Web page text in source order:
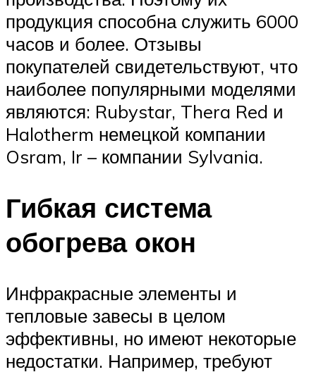
продукция способна служить 6000
часов и более. Отзывы
покупателей свидетельствуют, что
наиболее популярными моделями
являются: Rubystar, Thera Red и
Halotherm немецкой компании
Osram, Ir – компании Sylvania.
Гибкая система
обогрева окон
Инфракрасные элементы и
тепловые завесы в целом
эффективны, но имеют некоторые
недостатки. Например, требуют